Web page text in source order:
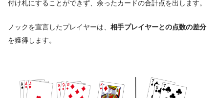
付け札にすることができず、余ったカードの合計点を出します。
ノックを宣言したプレイヤーは、 相手プレイヤーとの点数の差分
を獲得します。